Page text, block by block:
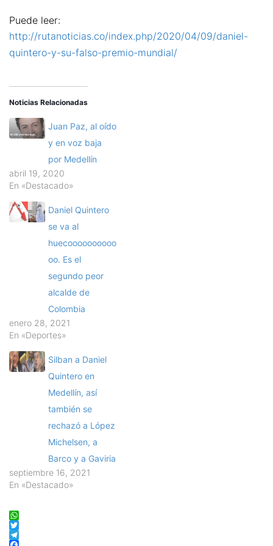
Puede leer:
http://rutanoticias.co/index.php/2020/04/09/daniel-
quintero-y-su-falso-premio-mundial/
Noticias Relacionadas
Juan Paz, al oído
y en voz baja
por Medellín
abril 19, 2020
En «Destacado»
Daniel Quintero
se va al
huecoooooooooo
oo. Es el
segundo peor
alcalde de
Colombia
enero 28, 2021
En «Deportes»
Silban a Daniel
Quintero en
Medellín, así
también se
rechazó a López
Michelsen, a
Barco y a Gaviria
septiembre 16, 2021
En «Destacado»
WhatsApp
Twitter